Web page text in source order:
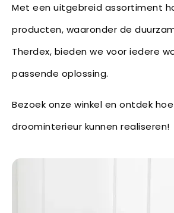
Met een uitgebreid assortiment
producten, waaronder de
Therdex, bieden we voor iedere
passende oplossing.
Bezoek onze winkel en ontdek
droominterieur kunnen realiseren!